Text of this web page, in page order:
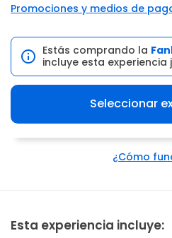
Promociones y medios de
Estás comprando la
incluye esta experiencia
Seleccionar
¿Cómo
Esta experiencia incluye: